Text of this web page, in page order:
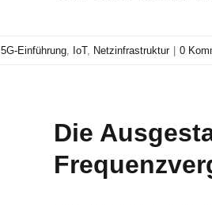
5G-Einführung, IoT, Netzinfrastruktur 0
Die